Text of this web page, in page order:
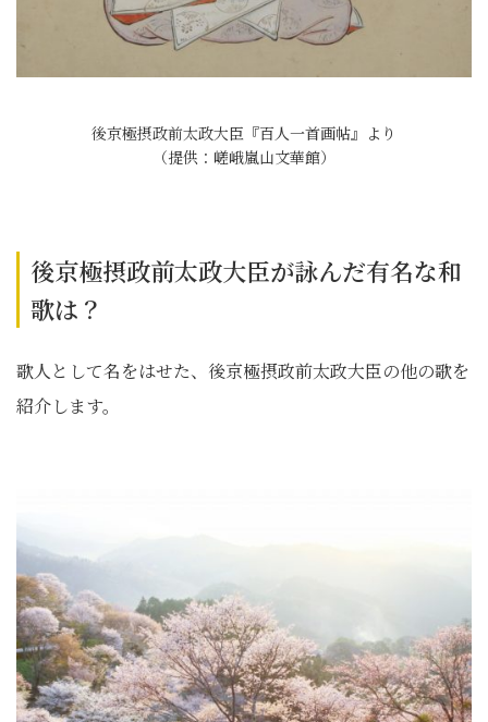
後京極摂政前太政大臣『百人一首画帖』より
（提供：嵯峨嵐山文華館）
後京極摂政前太政大臣が詠んだ有名な和
歌は？
歌人として名をはせた、後京極摂政前太政大臣の他の歌を
紹介します。